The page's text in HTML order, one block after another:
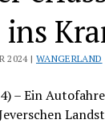
2024 | WANGERLAND
– Ein